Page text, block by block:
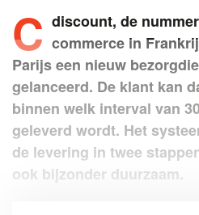
C discount, de
commerce in
Parijs een nieuw
gelanceerd. De klant kan
binnen welk interval van
geleverd wordt. Het
de levering in twee
ook bijzonder duurzaam.